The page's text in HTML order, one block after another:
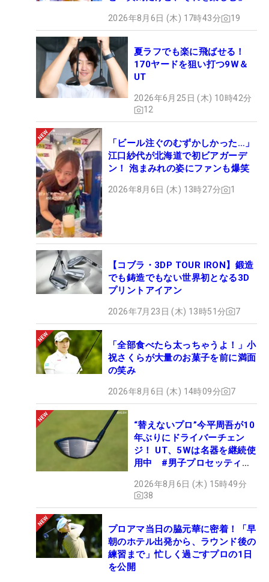
2026年8月6日 (木) 17時43分 19
夏ラフでも楽に飛ばせる！
170ヤードを狙い打つ9W＆
UT
2026年6月25日 (木) 10時42分
12
「ビール注ぐのむずかしかった…」
江口紗代が北海道で初ビアガーデ
ン！ 泡まみれの姿にファンも爆笑
2026年8月6日 (木) 13時27分 1
【コブラ・3DP TOUR IRON】鍛造
でも鋳造でもない世界初となる3D
プリントアイアン
2026年7月23日 (木) 13時51分 7
「全部食べたら太っちゃうよ！」小
祝さくらが大量のお菓子を前に満面
の笑み
2026年8月6日 (木) 14時09分 7
“替えないプロ”今平周吾が10
年ぶりにドライバーチェン
ジ！ UT、5Wは名器を継続使
用中 #男子プロセッティン
2026年8月6日 (木) 15時49分
38
プロアマ当日の脇元華に密着！「早
朝のホテル出発から、ラウンド後の
練習まで」忙しく過ごすプロの1日
を公開